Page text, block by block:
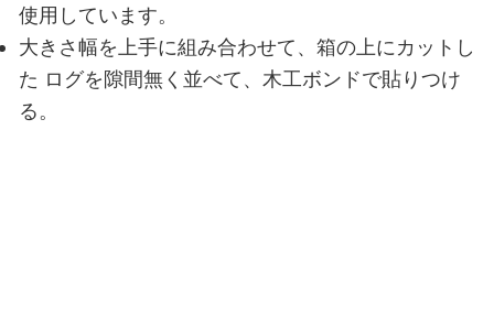
使用しています。
大きさ幅を上手に組み合わせて、箱の上にカットし
た ログを隙間無く並べて、木工ボンドで貼りつけ
る。